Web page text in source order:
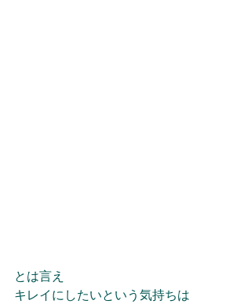
とは言え
キレイにしたいという気持ちは